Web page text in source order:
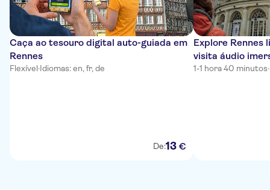
Caça ao tesouro digital auto-guiada em
Rennes
Flexível·Idiomas: en, fr, de
De:13 €
Explore Rennes
visita áudio
1-1 hora 40 minutos·